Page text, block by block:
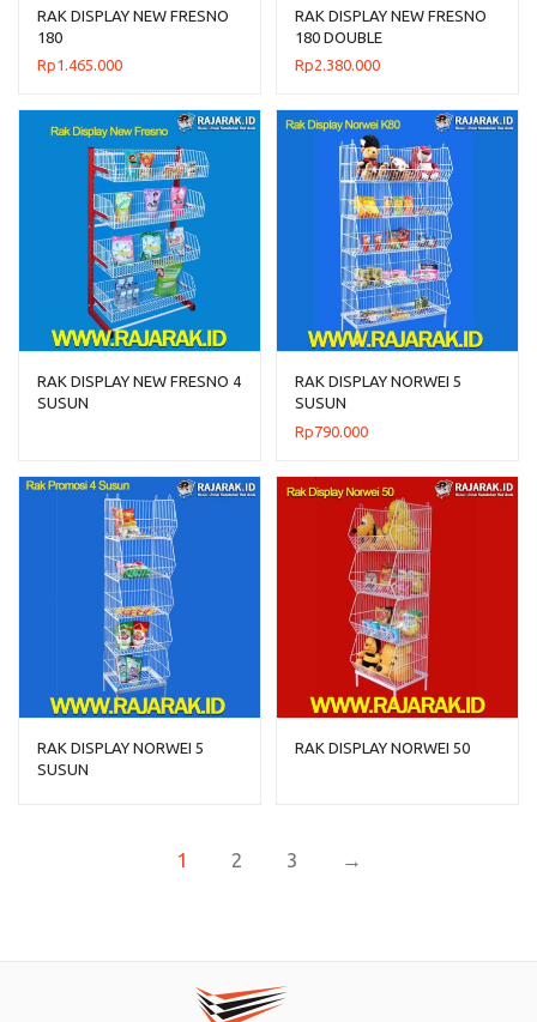
RAK DISPLAY NEW FRESNO
180
Rp1.465.000
RAK DISPLAY NEW FRESNO
180 DOUBLE
Rp2.380.000
RAK DISPLAY NEW FRESNO 4
SUSUN
RAK DISPLAY NORWEI 5
SUSUN
Rp790.000
RAK DISPLAY NORWEI 5
SUSUN
RAK DISPLAY NORWEI 50
1 2 3 →